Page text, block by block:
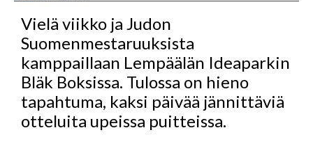
Vielä viikko ja Judon
Suomenmestaruuksista
kamppaillaan Lempäälän Ideaparkin
Bläk Boksissa. Tulossa on hieno
tapahtuma, kaksi päivää jännittäviä
otteluita upeissa puitteissa.